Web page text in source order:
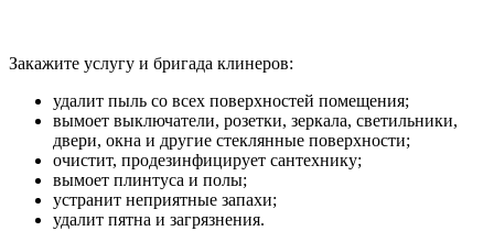
Закажите услугу и бригада клинеров:
удалит пыль со всех поверхностей помещения;
вымоет выключатели, розетки, зеркала, светильники,
двери, окна и другие стеклянные поверхности;
очистит, продезинфицирует сантехнику;
вымоет плинтуса и полы;
устранит неприятные запахи;
удалит пятна и загрязнения.